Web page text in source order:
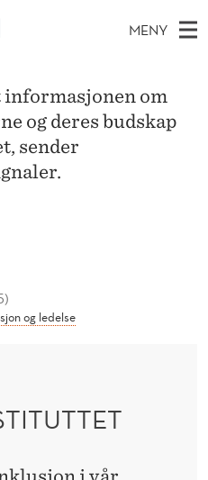
MENY
og ledelse
informasjonen om
og deres budskap
sender